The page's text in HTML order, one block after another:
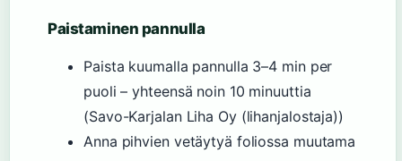
Paistaminen pannulla
Paista kuumalla pannulla 3–4 min per
puoli – yhteensä noin 10 minuuttia
(Savo-Karjalan Liha Oy (lihanjalostaja))
Anna pihvien vetäytyä foliossa muutama